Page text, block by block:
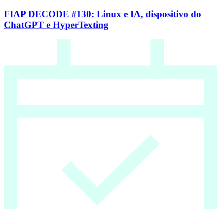
FIAP DECODE #130: Linux e IA, dispositivo do
ChatGPT e HyperTexting